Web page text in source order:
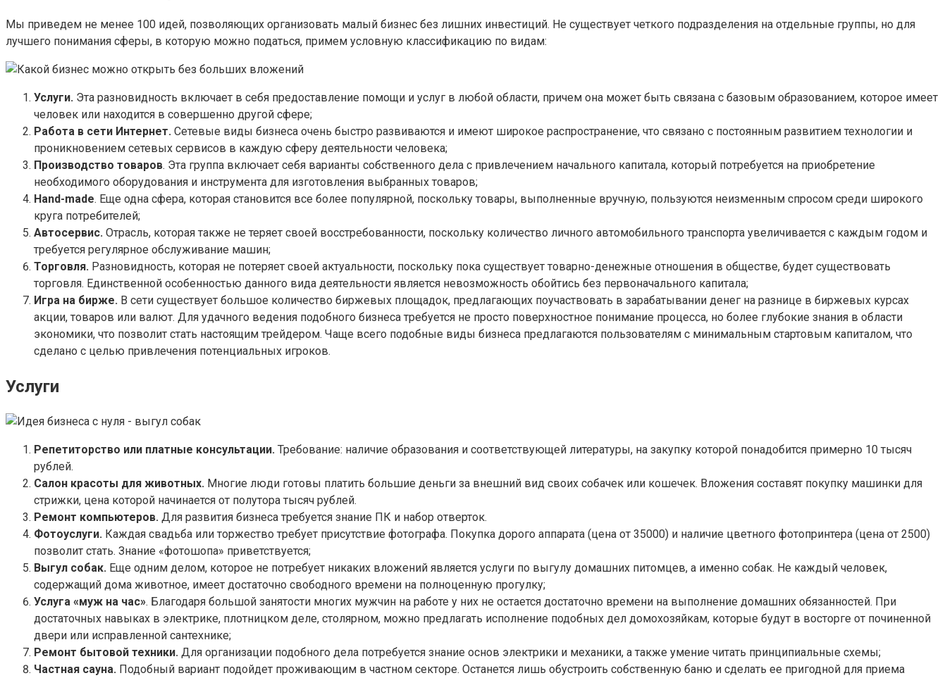
Мы приведем не менее 100 идей, позволяющих организовать малый бизнес без лишних инвестиций. Не существует четкого подразделения на отдельные группы, но для
лучшего понимания сферы, в которую можно податься, примем условную классификацию по видам:
Услуги. Эта разновидность включает в себя предоставление помощи и услуг в любой области, причем она может быть связана с базовым образованием, которое имеет
человек или находится в совершенно другой сфере;
Работа в сети Интернет. Сетевые виды бизнеса очень быстро развиваются и имеют широкое распространение, что связано с постоянным развитием технологии и
проникновением сетевых сервисов в каждую сферу деятельности человека;
Производство товаров. Эта группа включает себя варианты собственного дела с привлечением начального капитала, который потребуется на приобретение
необходимого оборудования и инструмента для изготовления выбранных товаров;
Hand-made. Еще одна сфера, которая становится все более популярной, поскольку товары, выполненные вручную, пользуются неизменным спросом среди широкого
круга потребителей;
Автосервис. Отрасль, которая также не теряет своей восстребованности, поскольку количество личного автомобильного транспорта увеличивается с каждым годом и
требуется регулярное обслуживание машин;
Торговля. Разновидность, которая не потеряет своей актуальности, поскольку пока существует товарно-денежные отношения в обществе, будет существовать
торговля. Единственной особенностью данного вида деятельности является невозможность обойтись без первоначального капитала;
Игра на бирже. В сети существует большое количество биржевых площадок, предлагающих поучаствовать в зарабатывании денег на разнице в биржевых курсах
акции, товаров или валют. Для удачного ведения подобного бизнеса требуется не просто поверхностное понимание процесса, но более глубокие знания в области
экономики, что позволит стать настоящим трейдером. Чаще всего подобные виды бизнеса предлагаются пользователям с минимальным стартовым капиталом, что
сделано с целью привлечения потенциальных игроков.
Услуги
Репетиторство или платные консультации. Требование: наличие образования и соответствующей литературы, на закупку которой понадобится примерно 10 тысяч
рублей.
Салон красоты для животных. Многие люди готовы платить большие деньги за внешний вид своих собачек или кошечек. Вложения составят покупку машинки для
стрижки, цена которой начинается от полутора тысяч рублей.
Ремонт компьютеров. Для развития бизнеса требуется знание ПК и набор отверток.
Фотоуслуги. Каждая свадьба или торжество требует присутствие фотографа. Покупка дорого аппарата (цена от 35000) и наличие цветного фотопринтера (цена от 2500)
позволит стать. Знание «фотошопа» приветствуется;
Выгул собак. Еще одним делом, которое не потребует никаких вложений является услуги по выгулу домашних питомцев, а именно собак. Не каждый человек,
содержащий дома животное, имеет достаточно свободного времени на полноценную прогулку;
Услуга «муж на час». Благодаря большой занятости многих мужчин на работе у них не остается достаточно времени на выполнение домашних обязанностей. При
достаточных навыках в электрике, плотницком деле, столярном, можно предлагать исполнение подобных дел домохозяйкам, которые будут в восторге от починенной
двери или исправленной сантехнике;
Ремонт бытовой техники. Для организации подобного дела потребуется знание основ электрики и механики, а также умение читать принципиальные схемы;
Частная сауна. Подобный вариант подойдет проживающим в частном секторе. Останется лишь обустроить собственную баню и сделать ее пригодной для приема